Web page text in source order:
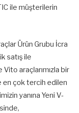
ile müşterilerin
Ürün Grubu İcra
satış ile
Vito araçlarımızla bir
en çok tercih edilen
yanına Yeni V-